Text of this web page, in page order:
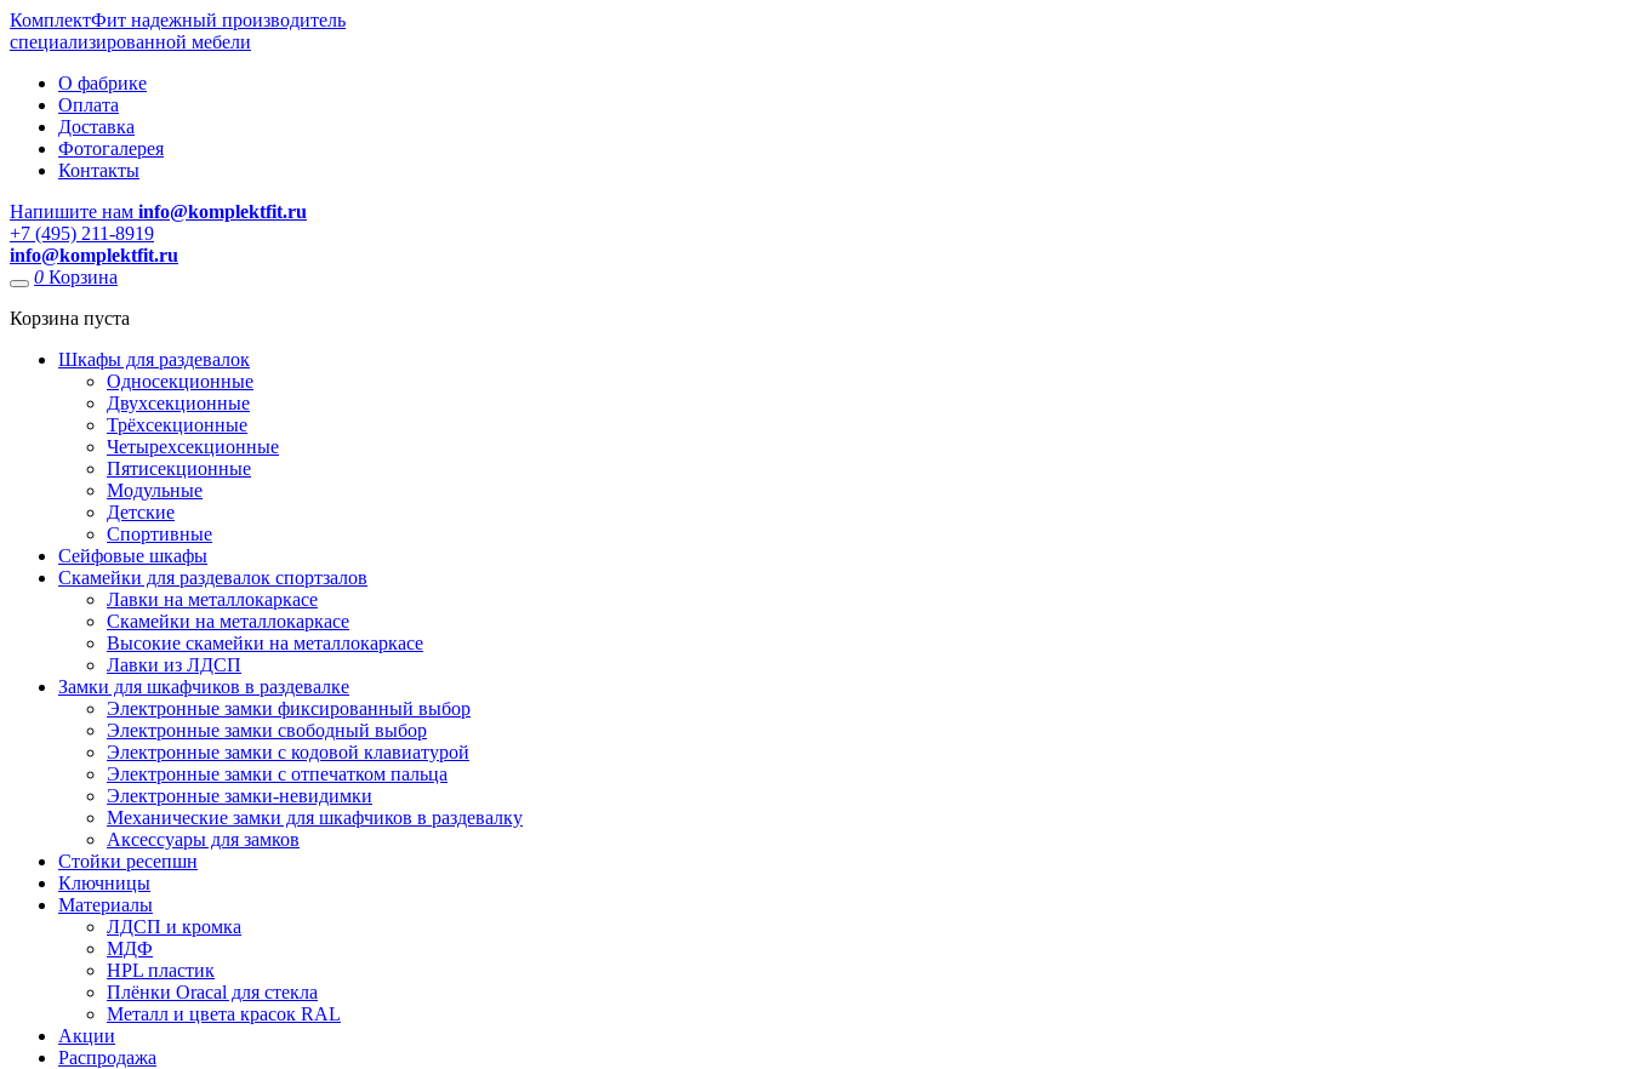
КомплектФит надежный производитель
специализированной мебели
О фабрике
Оплата
Доставка
Фотогалерея
Контакты
Напишите нам info@komplektfit.ru
​+7 (495) 211-8919
info@komplektfit.ru
0 Корзина
Корзина пуста
Шкафы для раздевалок
Односекционные
Двухсекционные
Трёхсекционные
Четырехсекционные
Пятисекционные
Модульные
Детские
Спортивные
Сейфовые шкафы
Скамейки для раздевалок спортзалов
Лавки на металлокаркасе
Скамейки на металлокаркасе
Высокие скамейки на металлокаркасе
Лавки из ЛДСП
Замки для шкафчиков в раздевалке
Электронные замки фиксированный выбор
Электронные замки свободный выбор
Электронные замки с кодовой клавиатурой
Электронные замки с отпечатком пальца
Электронные замки-невидимки
Механические замки для шкафчиков в раздевалку
Аксессуары для замков
Стойки ресепшн
Ключницы
Материалы
ЛДСП и кромка
МДФ
HPL пластик
Плёнки Oracal для стекла
Металл и цвета красок RAL
Акции
Распродажа